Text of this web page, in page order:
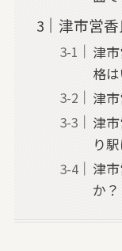
津市営
津
格
津
津
り
津
か